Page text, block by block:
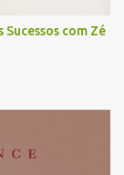
com Zé